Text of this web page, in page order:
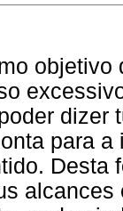
dizer
para
Desta